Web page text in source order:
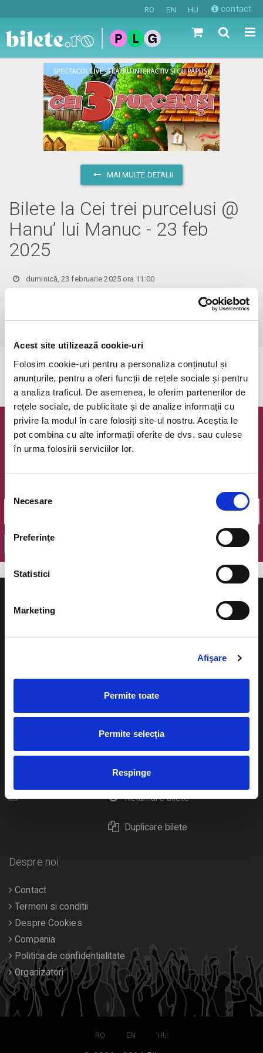
Acest site utilizează cookie-uri
Folosim cookie-uri pentru a personaliza conținutul și
anunțurile, pentru a oferi funcții de rețele sociale și pentru
a analiza traficul. De asemenea, le oferim partenerilor de
rețele sociale, de publicitate și de analize informații cu
privire la modul în care folosiți site-ul nostru. Aceștia le
pot combina cu alte informații oferite de dvs. sau culese
în urma folosirii serviciilor lor.
consimțământului
Necesare
Preferinţe
Statistici
Marketing
Afişare
Permite toate
Permite selecția
Respinge
RO EN HU contact
MAI MULTE DETALII
Bilete la Cei trei purcelusi @
Hanu’ lui Manuc - 23 feb
2025
duminică, 23 februarie 2025 ora 11:00
Evenimentul a expirat.
Newsletter @ Bilete.ro
OK
Cum comand bilete?
eBilet printat acasa
Livrare prin curier
Returnare bilete
Duplicare bilete
Cultura
Calendar
Despre noi
Contact
Termeni si conditii
Despre Cookies
Compania
Politica de confidentialitate
Organizatori
RO EN HU